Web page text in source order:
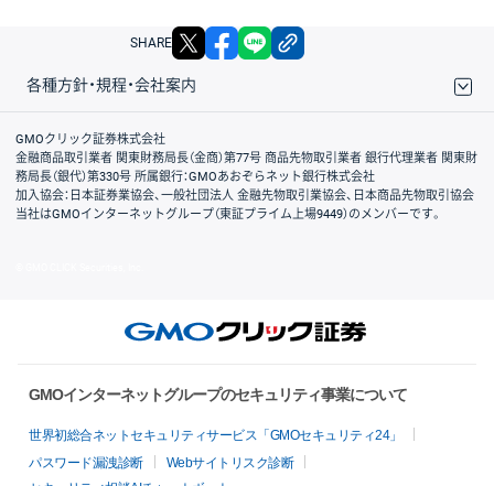
SHARE X facebook
各種方針・規程・会社案内
取引規程・約款
サイトマップ
その他のご案内
個人情報保護方針
最良執行方針
サイトのご利用について
ディスクレイマー
信託保全
リスク説明
会社案内
GMOクリック証券株式会社
金融商品取引業者 関東財務局長（金商）第77号 商品先物取引業者 銀行代理業者 関東財
務局長（銀代）第330号 所属銀行：GMOあおぞらネット銀行株式会社
加入協会：日本証券業協会、一般社団法人 金融先物取引業協会、日本商品先物取引協会
当社はGMOインターネットグループ（東証プライム上場9449）のメンバーです。
GMOインターネットグループのセキュリティ事業について
世界初総合ネットセキュリティサービス「GMOセキュリティ24」
パスワード漏洩診断
Webサイトリスク診断